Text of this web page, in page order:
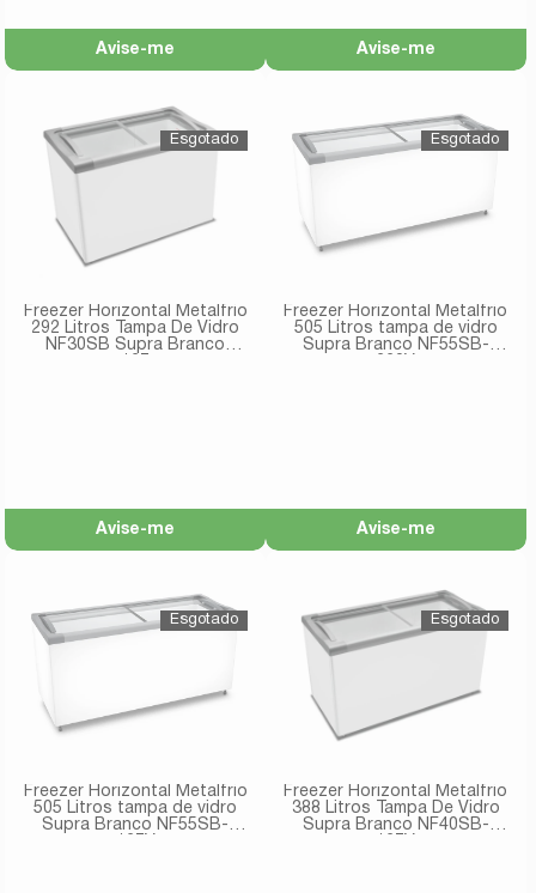
Avise-me Avise-me
Freezer Horizontal Metalfrio
292 Litros Tampa De Vidro
NF30SB Supra Branco
Avise-me
Freezer Horizontal Metalfrio
505 Litros tampa de vidro
Supra Branco NF55SB-
Avise-me
Freezer Horizontal Metalfrio
505 Litros tampa de vidro
Supra Branco NF55SB-
Freezer Horizontal Metalfrio
388 Litros Tampa De Vidro
Supra Branco NF40SB-